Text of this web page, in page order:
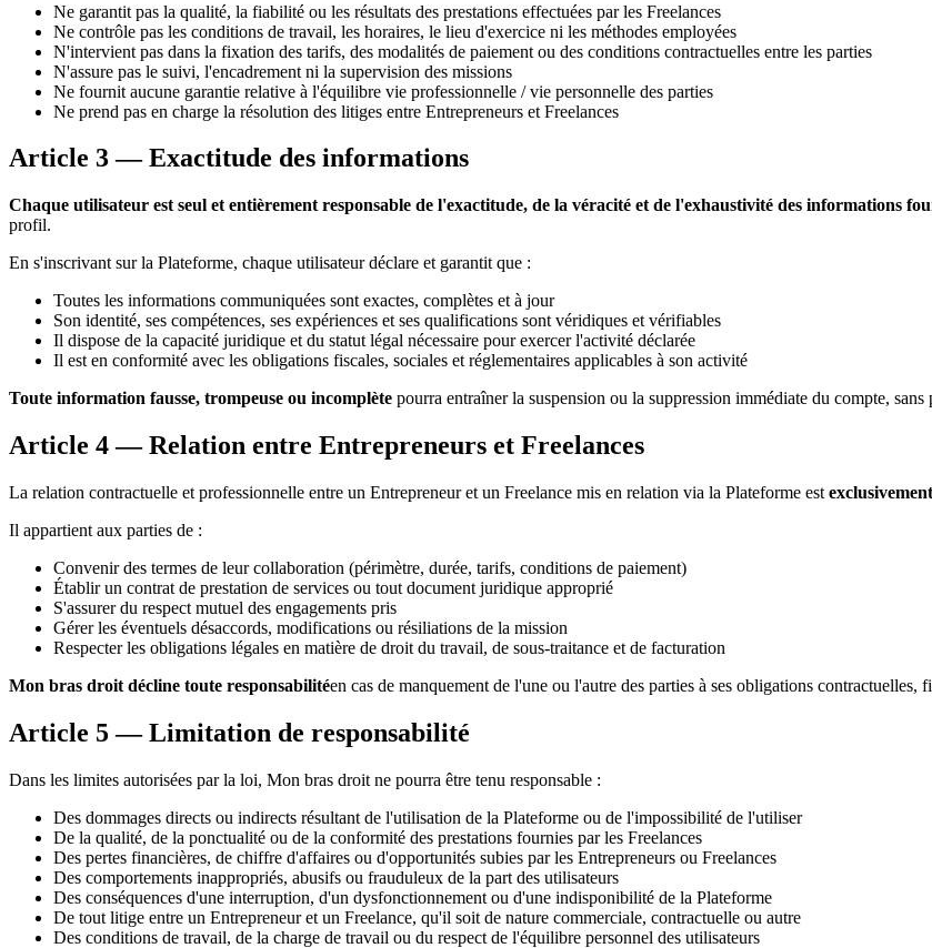
Ne garantit pas la qualité, la fiabilité ou les résultats des prestations effectuées par les Freelances
Ne contrôle pas les conditions de travail, les horaires, le lieu d'exercice ni les méthodes employées
N'intervient pas dans la fixation des tarifs, des modalités de paiement ou des conditions contractuelles entre les parties
N'assure pas le suivi, l'encadrement ni la supervision des missions
Ne fournit aucune garantie relative à l'équilibre vie professionnelle / vie personnelle des parties
Ne prend pas en charge la résolution des litiges entre Entrepreneurs et Freelances
Article 3 — Exactitude des informations
Chaque utilisateur est seul et entièrement responsable de l'exactitude, de la véracité et de l'exhaustivité des informations
profil.
En s'inscrivant sur la Plateforme, chaque utilisateur déclare et garantit que :
Toutes les informations communiquées sont exactes, complètes et à jour
Son identité, ses compétences, ses expériences et ses qualifications sont véridiques et vérifiables
Il dispose de la capacité juridique et du statut légal nécessaire pour exercer l'activité déclarée
Il est en conformité avec les obligations fiscales, sociales et réglementaires applicables à son activité
Toute information fausse, trompeuse ou incomplète pourra entraîner la suspension ou la suppression immédiate du compte,
Article 4 — Relation entre Entrepreneurs et Freelances
La relation contractuelle et professionnelle entre un Entrepreneur et un Freelance mis en relation via la Plateforme est
Il appartient aux parties de :
Convenir des termes de leur collaboration (périmètre, durée, tarifs, conditions de paiement)
Établir un contrat de prestation de services ou tout document juridique approprié
S'assurer du respect mutuel des engagements pris
Gérer les éventuels désaccords, modifications ou résiliations de la mission
Respecter les obligations légales en matière de droit du travail, de sous-traitance et de facturation
Mon bras droit décline toute responsabilitéen cas de manquement de l'une ou l'autre des parties à ses obligations contractuelles,
Article 5 — Limitation de responsabilité
Dans les limites autorisées par la loi, Mon bras droit ne pourra être tenu responsable :
Des dommages directs ou indirects résultant de l'utilisation de la Plateforme ou de l'impossibilité de l'utiliser
De la qualité, de la ponctualité ou de la conformité des prestations fournies par les Freelances
Des pertes financières, de chiffre d'affaires ou d'opportunités subies par les Entrepreneurs ou Freelances
Des comportements inappropriés, abusifs ou frauduleux de la part des utilisateurs
Des conséquences d'une interruption, d'un dysfonctionnement ou d'une indisponibilité de la Plateforme
De tout litige entre un Entrepreneur et un Freelance, qu'il soit de nature commerciale, contractuelle ou autre
Des conditions de travail, de la charge de travail ou du respect de l'équilibre personnel des utilisateurs